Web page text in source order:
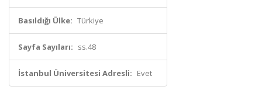
Basıldığı Ülke: Türkiye
Sayfa Sayıları: ss.48
İstanbul Üniversitesi Adresli: Evet